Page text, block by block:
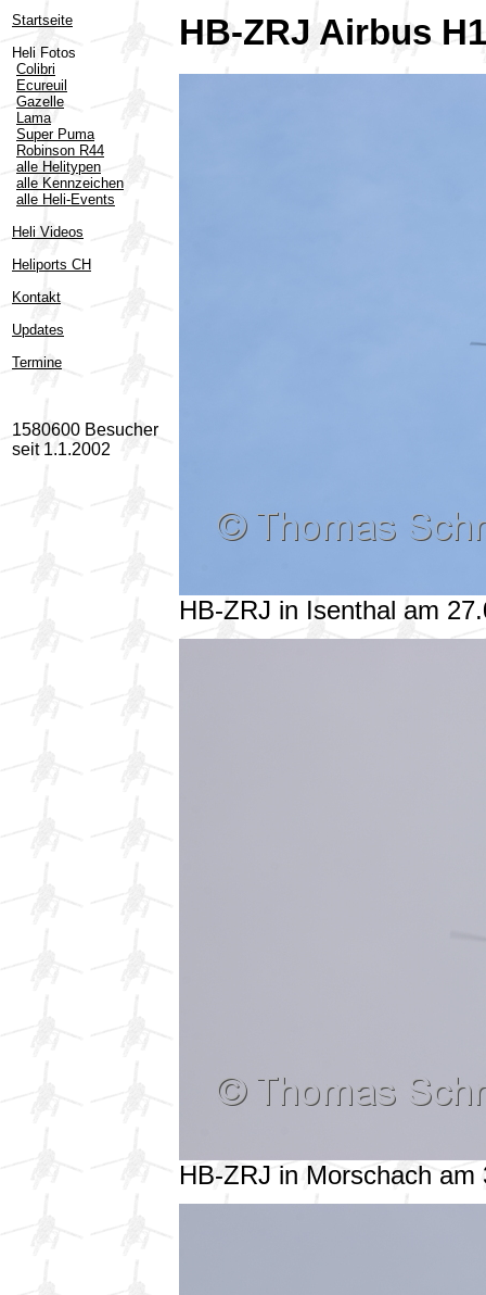
Startseite
Heli Fotos
Colibri
Ecureuil
Gazelle
Lama
Super Puma
Robinson R44
alle Helitypen
alle Kennzeichen
alle Heli-Events
Heli Videos
Heliports CH
Kontakt
Updates
Termine
1580600 Besucher
seit 1.1.2002
HB-ZRJ Airbus
HB-ZRJ in Isenthal am
HB-ZRJ in Morschach